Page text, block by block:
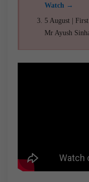
Watch →
5 August |
Mr Ayush